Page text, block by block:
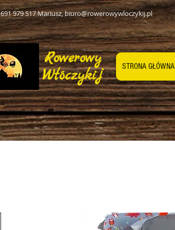
691 979 517 Mariusz,biuro@rowerowywloczykij.pl
Rowerowy
Włóczykij
STRONA GŁÓWNA